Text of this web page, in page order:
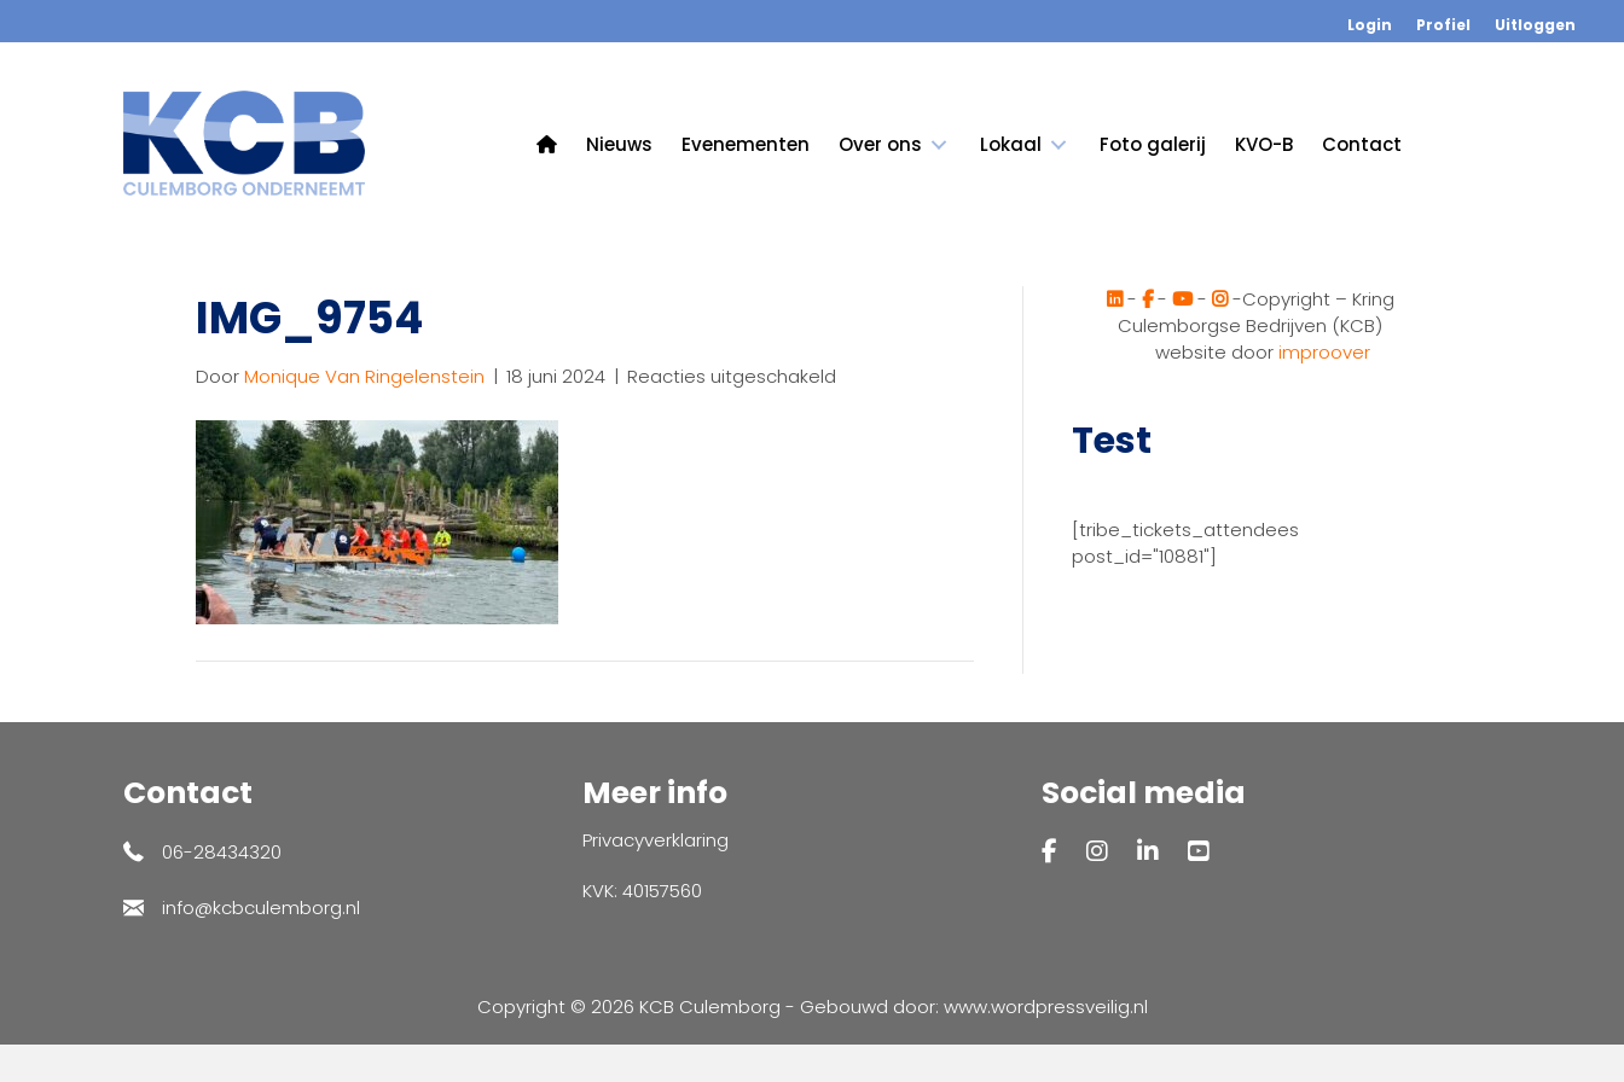
Login Profiel Uitloggen
Nieuws Evenementen Over ons Lokaal Foto galerij KVO-B Contact
IMG_9754
DoorMonique Van Ringelenstein | 18 juni 2024 | Reacties uitgeschakeld
- - -
-Copyright – Kring
Culemborgse Bedrijven (KCB)
website doorimproover
Test
[tribe_tickets_attendees
post_id="10881"]
Contact
06-28434320
info@kcbculemborg.nl
Meer info
Privacyverklaring
KVK: 40157560
Social media
Copyright © 2026 KCB Culemborg - Gebouwd door: www.wordpressveilig.nl